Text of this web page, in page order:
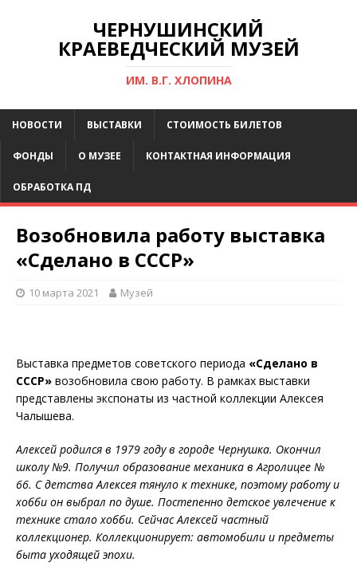
ЧЕРНУШИНСКИЙ
КРАЕВЕДЧЕСКИЙ МУЗЕЙ
ИМ. В.Г. ХЛОПИНА
НОВОСТИ ВЫСТАВКИ СТОИМОСТЬ БИЛЕТОВ
ФОНДЫ О МУЗЕЕ КОНТАКТНАЯ ИНФОРМАЦИЯ
ОБРАБОТКА ПД
Возобновила работу выставка
«Сделано в СССР»
10 марта 2021 Музей
Выставка предметов советского периода «Сделано в
СССР» возобновила свою работу. В рамках выставки
представлены экспонаты из частной коллекции Алексея
Чалышева.
Алексей родился в 1979 году в городе Чернушка. Окончил
школу №9. Получил образование механика в Агролицее №
66. С детства Алексея тянуло к технике, поэтому работу и
хобби он выбрал по душе. Постепенно детское увлечение к
технике стало хобби. Сейчас Алексей частный
коллекционер. Коллекционирует: автомобили и предметы
быта уходящей эпохи.